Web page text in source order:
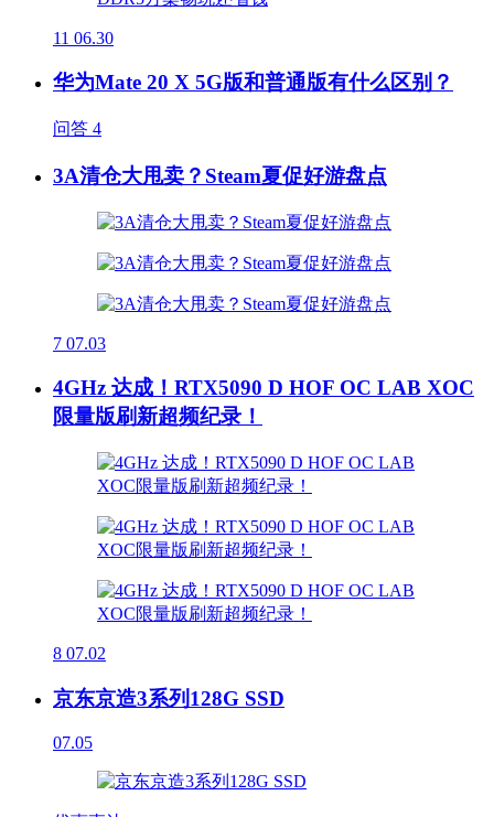
11 06.30
华为Mate 20 X 5G版和普通版有什么区别？
问答 4
3A清仓大甩卖？Steam夏促好游盘点
7 07.03
4GHz 达成！RTX5090 D HOF OC LAB XOC
限量版刷新超频纪录！
8 07.02
京东京造3系列128G SSD
07.05